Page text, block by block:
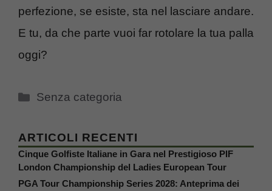
perfezione, se esiste, sta nel lasciare andare.
E tu, da che parte vuoi far rotolare la tua palla
oggi?
Categorie
Senza categoria
ARTICOLI RECENTI
Cinque Golfiste Italiane in Gara nel Prestigioso PIF
London Championship del Ladies European Tour
PGA Tour Championship Series 2028: Anteprima dei